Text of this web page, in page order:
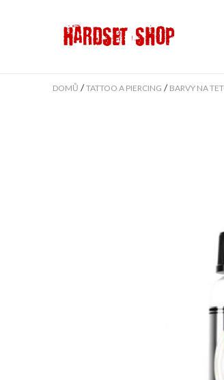
DOMŮ /TATTOO A PIERCING / BARVY NA